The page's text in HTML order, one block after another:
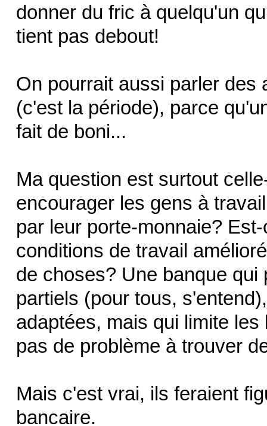
donner du fric à quelqu'un
tient pas debout!
On pourrait aussi parler des
(c'est la période), parce
fait de boni...
Ma question est surtout
encourager les gens à
par leur porte-monnaie?
conditions de travail
de choses? Une banque
partiels (pour tous,
adaptées, mais qui limite
pas de problème à trouver
Mais c'est vrai, ils feraient
bancaire.